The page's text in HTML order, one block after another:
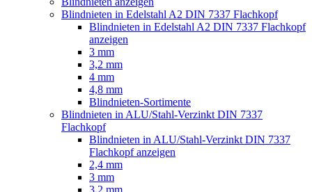
Blindnieten in Edelstahl A2 DIN 7337 Flachkopf
Blindnieten in Edelstahl A2 DIN 7337 Flachkopf
anzeigen
3 mm
3,2 mm
4 mm
4,8 mm
Blindnieten-Sortimente
Blindnieten in ALU/Stahl-Verzinkt DIN 7337
Flachkopf
Blindnieten in ALU/Stahl-Verzinkt DIN 7337
Flachkopf anzeigen
2,4 mm
3 mm
3,2 mm